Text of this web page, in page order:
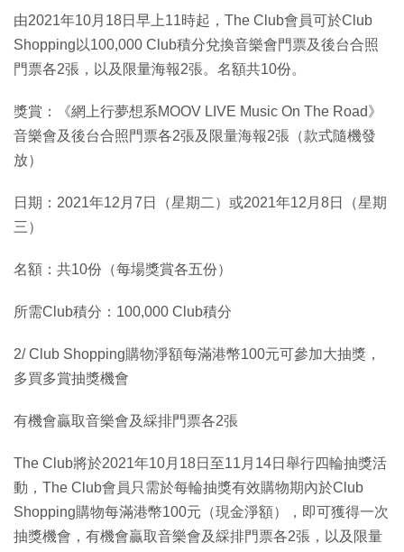
由2021年10月18日早上11時起，The Club會員可於Club
Shopping以100,000 Club積分兌換音樂會門票及後台合照
門票各2張，以及限量海報2張。名額共10份。
獎賞：《網上行夢想系MOOV LIVE Music On The Road》
音樂會及後台合照門票各2張及限量海報2張（款式隨機發
放）
日期：2021年12月7日（星期二）或2021年12月8日（星期
三）
名額：共10份（每場獎賞各五份）
所需Club積分：100,000 Club積分
2/ Club Shopping購物淨額每滿港幣100元可參加大抽獎，
多買多賞抽獎機會
有機會贏取音樂會及綵排門票各2張
The Club將於2021年10月18日至11月14日舉行四輪抽獎活
動，The Club會員只需於每輪抽獎有效購物期內於Club
Shopping購物每滿港幣100元（現金淨額），即可獲得一次
抽獎機會，有機會贏取音樂會及綵排門票各2張，以及限量